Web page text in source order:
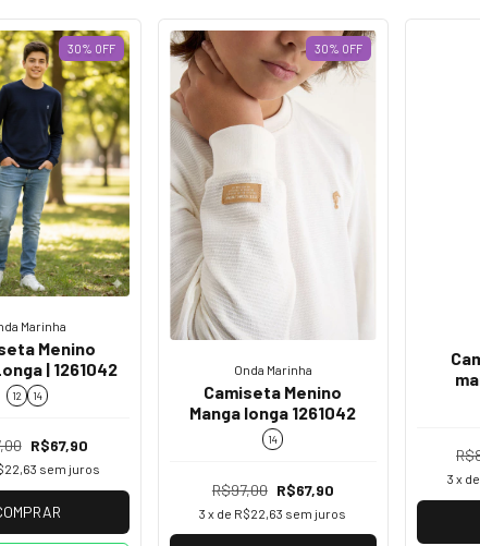
30% OFF
Marinha
Menino
| 1261042
12 14
R$67,90
sem juros
30% OFF
Onda Marinha
Camiseta Menino
Manga longa 1261042
14
R$97,00 R$67,90
3 x de R$22,63 sem juros
3 x de